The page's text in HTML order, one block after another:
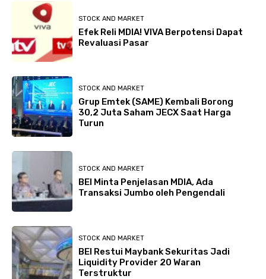
STOCK AND MARKET
Efek Reli MDIA! VIVA Berpotensi Dapat
Revaluasi Pasar
STOCK AND MARKET
Grup Emtek (SAME) Kembali Borong
30,2 Juta Saham JECX Saat Harga
Turun
STOCK AND MARKET
BEI Minta Penjelasan MDIA, Ada
Transaksi Jumbo oleh Pengendali
STOCK AND MARKET
BEI Restui Maybank Sekuritas Jadi
Liquidity Provider 20 Waran
Terstruktur